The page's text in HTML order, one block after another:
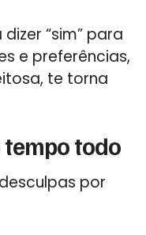
“sim” para
e preferências,
te torna
todo
por